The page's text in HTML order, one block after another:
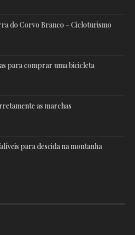
do Corvo Branco – Cicloturismo
para comprar uma bicicleta
as marchas
para descida na montanha